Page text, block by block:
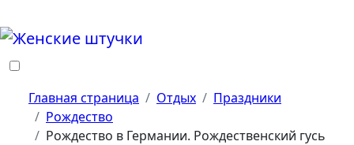
к
содержанию
Главная страница Отдых
Праздники
Рождество
Рождество в Германии. Рождественский гусь